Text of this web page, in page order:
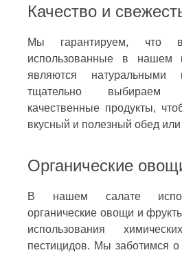
Качество и
Мы гарантируем, что
использованные в нашем
являются
тщательно выбираем
качественные продукты,
вкусный и полезный обед
Органические
В нашем салате
органические овощи и
использования
пестицидов. Мы заботимся